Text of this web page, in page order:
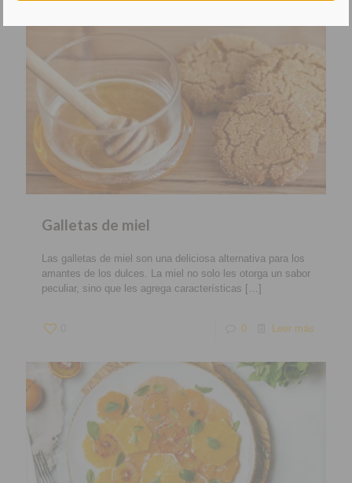
Galletas de miel
Las galletas de miel son una deliciosa alternativa para los
amantes de los dulces. La miel no solo les otorga un sabor
peculiar, sino que les agrega características […]
0 Leer más